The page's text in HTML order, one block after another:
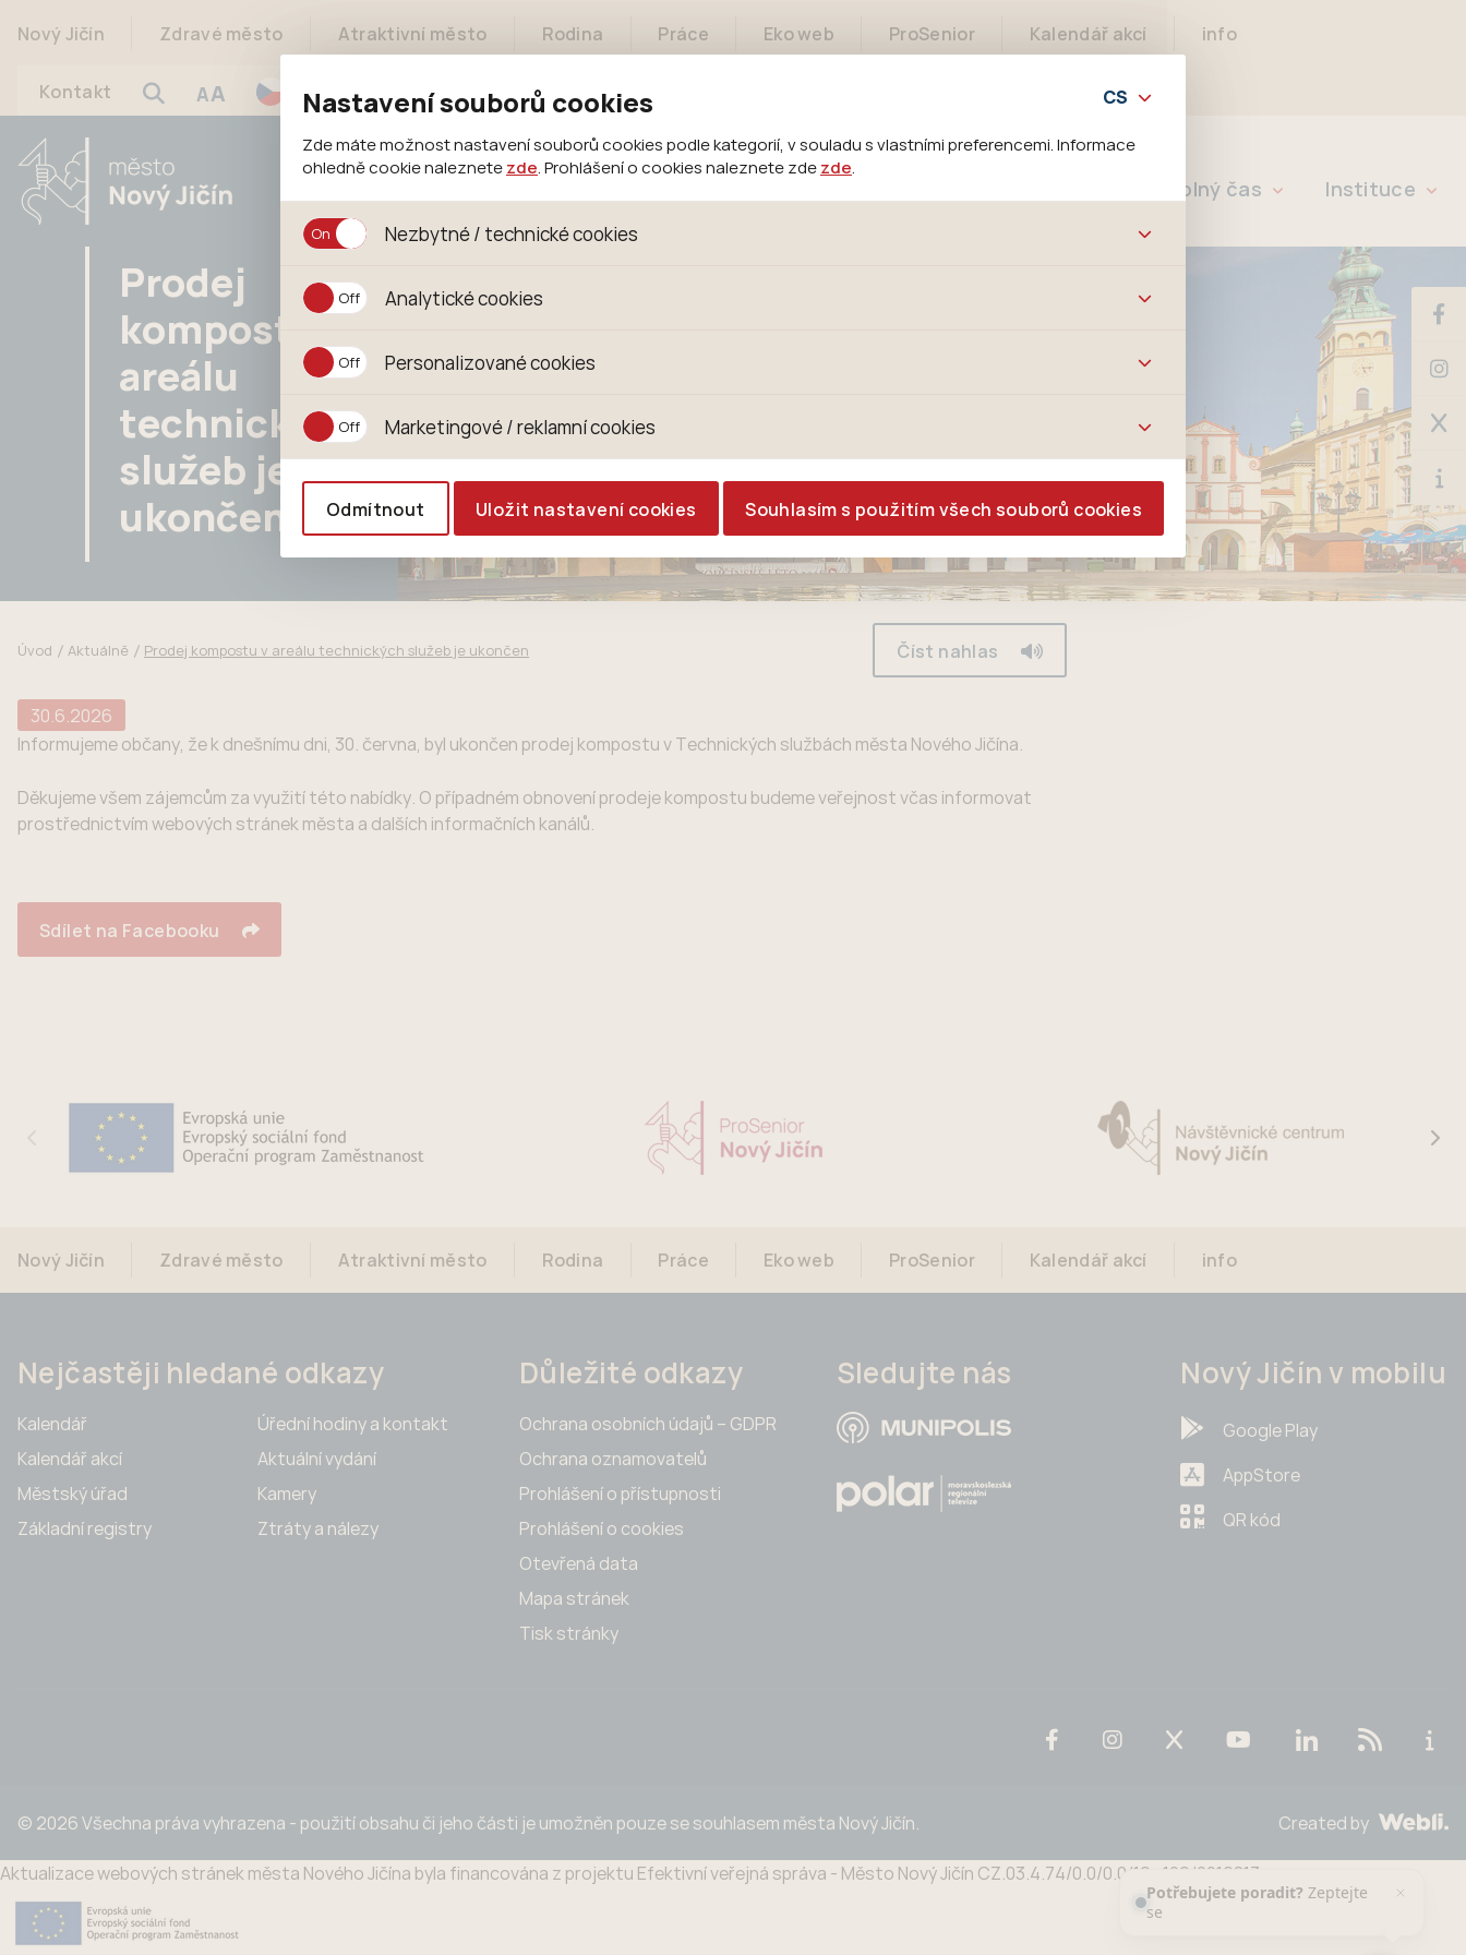
Nastavení souborů cookies
Zde máte možnost nastavení souborů cookies podle kategorií, v souladu s vlastními preferencemi. Informace
ohledně cookie naleznete zde. Prohlášení o cookies naleznete zde zde.
Nezbytné / technické cookies
Jedná se o technické soubory, které jsou nezbytné ke správnému chování našich webových stránek a všech
jejich funkcí. Používají se mimo jiné k ukládání produktů v nákupním košíku, ovládání filtrů a také nastavení
Analytické cookies
Analytické cookies shromažďujeme skriptem společnosti Google Inc., která následně tato data
anonymizuje. Po anonymizaci se již nejedná o osobní údaje, protože anonymizované cookies nelze přiřadit
Personalizované cookies
Personalizované cookies jsou využívány k přizpůsobení našeho webu vašim potřebám a zájmům, což
zajišťuje lepší nákupní zkušenosti. Díky nim můžeme nabídku přímo přizpůsobit vašim preferencím, což vám
pomůže vyhnout se nevhodným doporučením produktů či jiným nedůležitým nabídkám.
Marketingové / reklamní cookies
Odmítnout
Uložit nastavení cookies Souhlasím s použitím všech souborů cookies
Nový Jičín Zdravé město Atraktivní město Rodina Práce Eko web ProSenior Kalendář akcí info
Kontakt AA
Volný čas Instituce
Prodej
kompostu v
areálu
technických
služeb je
ukončen
Úvod Aktuálně Prodej kompostu v areálu technických služeb je ukončen Číst nahlas
30.6.2026
Informujeme občany, že k dnešnímu dni, 30. června, byl ukončen prodej kompostu v Technických službách města Nového Jičína.
Děkujeme všem zájemcům za využití této nabídky. O případném obnovení prodeje kompostu budeme veřejnost včas informovat
prostřednictvím webových stránek města a dalších informačních kanálů.
Sdílet na Facebooku
Nový Jičín Zdravé město Atraktivní město Rodina Práce Eko web ProSenior Kalendář akcí info
Nejčastěji hledané odkazy
Kalendář
Kalendář akcí
Městský úřad
Základní registry
Úřední hodiny a kontakt
Aktuální vydání
Kamery
Ztráty a nálezy
Důležité odkazy
Ochrana osobních údajů – GDPR
Ochrana oznamovatelů
Prohlášení o přístupnosti
Prohlášení o cookies
Otevřená data
Mapa stránek
Tisk stránky
Sledujte nás Nový Jičín v mobilu
Google Play
AppStore
QR kód
© 2026 Všechna práva vyhrazena - použití obsahu či jeho části je umožněn pouze se souhlasem města Nový Jičín. Created by
Aktualizace webových stránek města Nového Jičína byla financována z projektu Efektivní veřejná správa - Město Nový Jičín CZ.03.4.74/0.0/0.0/19_109/0016813
Potřebujete poradit? Zeptejte
se našeho asistenta